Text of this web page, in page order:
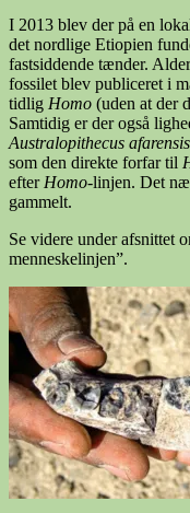
I 2013 blev der på en
det nordlige Etiopien
fastsiddende tænder.
fossilet blev publiceret i
tidlig Homo (uden at der
Samtidig er der også
Australopithecus afarensis
som den direkte forfar til
efter Homo-linjen. Det
gammelt.
Se videre under afsnittet
menneskelinjen”.